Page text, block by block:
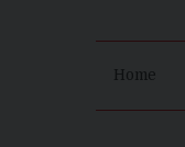
Home